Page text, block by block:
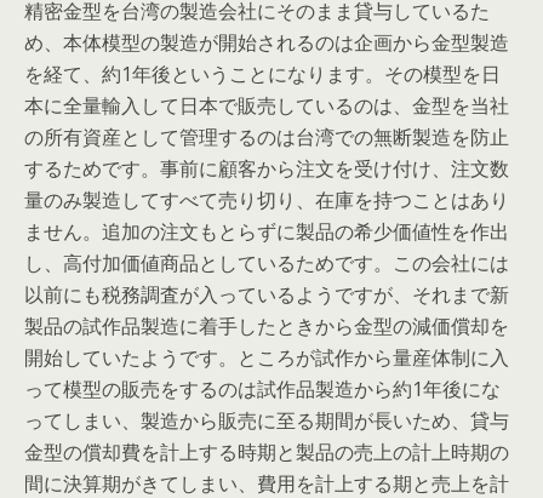
精密金型を台湾の製造会社にそのまま貸与しているた
め、本体模型の製造が開始されるのは企画から金型製造
を経て、約1年後ということになります。その模型を日
本に全量輸入して日本で販売しているのは、金型を当社
の所有資産として管理するのは台湾での無断製造を防止
するためです。事前に顧客から注文を受け付け、注文数
量のみ製造してすべて売り切り、在庫を持つことはあり
ません。追加の注文もとらずに製品の希少価値性を作出
し、高付加価値商品としているためです。この会社には
以前にも税務調査が入っているようですが、それまで新
製品の試作品製造に着手したときから金型の減価償却を
開始していたようです。ところが試作から量産体制に入
って模型の販売をするのは試作品製造から約1年後にな
ってしまい、製造から販売に至る期間が長いため、貸与
金型の償却費を計上する時期と製品の売上の計上時期の
間に決算期がきてしまい、費用を計上する期と売上を計